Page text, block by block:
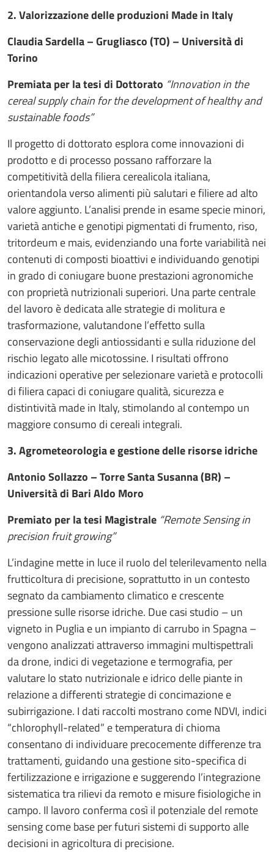
2. Valorizzazione delle produzioni Made in Italy
Claudia Sardella – Grugliasco (TO) – Università di
Torino
Premiata per la tesi di Dottorato “Innovation in the
cereal supply chain for the development of healthy and
sustainable foods”
Il progetto di dottorato esplora come innovazioni di
prodotto e di processo possano rafforzare la
competitività della filiera cerealicola italiana,
orientandola verso alimenti più salutari e filiere ad alto
valore aggiunto. L’analisi prende in esame specie minori,
varietà antiche e genotipi pigmentati di frumento, riso,
tritordeum e mais, evidenziando una forte variabilità nei
contenuti di composti bioattivi e individuando genotipi
in grado di coniugare buone prestazioni agronomiche
con proprietà nutrizionali superiori. Una parte centrale
del lavoro è dedicata alle strategie di molitura e
trasformazione, valutandone l’effetto sulla
conservazione degli antiossidanti e sulla riduzione del
rischio legato alle micotossine. I risultati offrono
indicazioni operative per selezionare varietà e protocolli
di filiera capaci di coniugare qualità, sicurezza e
distintività made in Italy, stimolando al contempo un
maggiore consumo di cereali integrali.
3. Agrometeorologia e gestione delle risorse idriche
Antonio Sollazzo – Torre Santa Susanna (BR) –
Università di Bari Aldo Moro
Premiato per la tesi Magistrale “Remote Sensing in
precision fruit growing”
L’indagine mette in luce il ruolo del telerilevamento nella
frutticoltura di precisione, soprattutto in un contesto
segnato da cambiamento climatico e crescente
pressione sulle risorse idriche. Due casi studio – un
vigneto in Puglia e un impianto di carrubo in Spagna –
vengono analizzati attraverso immagini multispettrali
da drone, indici di vegetazione e termografia, per
valutare lo stato nutrizionale e idrico delle piante in
relazione a differenti strategie di concimazione e
subirrigazione. I dati raccolti mostrano come NDVI, indici
“chlorophyll-related” e temperatura di chioma
consentano di individuare precocemente differenze tra
trattamenti, guidando una gestione sito-specifica di
fertilizzazione e irrigazione e suggerendo l’integrazione
sistematica tra rilievi da remoto e misure fisiologiche in
campo. Il lavoro conferma così il potenziale del remote
sensing come base per futuri sistemi di supporto alle
decisioni in agricoltura di precisione.